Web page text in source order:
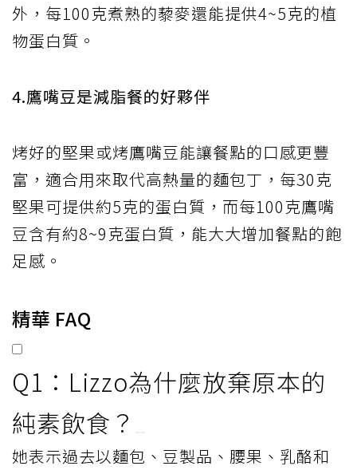
外，每100克煮熟的藜麥還能提供4~5克的植
物蛋白質。
4.鷹嘴豆是減脂餐的好夥伴
烤好的堅果或烤鷹嘴豆能讓餐點的口感更豐
富，適合用來取代高熱量的麵包丁，每30克
堅果可提供約5克的蛋白質，而每100克鷹嘴
豆含有約8~9克蛋白質，能大大增加餐點的飽
足感。
精華 FAQ
Q1：Lizzo為什麼放棄原本的
純素飲食？
她表示過去以麵包、豆製品、腰果、乳酪和